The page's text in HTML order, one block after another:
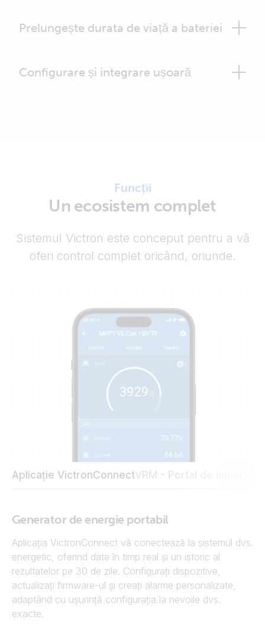
Prelungește durata de viață a bateriei
Configurare și integrare ușoară
Funcții
Un ecosistem complet
Sistemul Victron este conceput pentru a vă
oferi control complet oricând, oriunde.
Aplicație VictronConnectVRM - Portal de
Generator de energie portabil
Aplicația VictronConnect vă conectează la sistemul dvs.
energetic, oferind date în timp real și un istoric al
rezultatelor pe 30 de zile. Configurați dispozitive,
actualizați firmware-ul și creați alarme personalizate,
adaptând cu ușurință configurația la nevoile dvs.
exacte.